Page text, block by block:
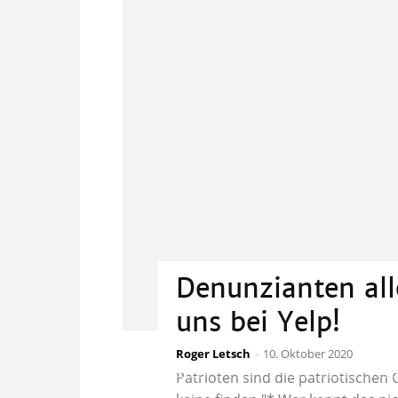
Denunzianten
uns bei Yelp!
Roger Letsch - 10. Oktober 2020
„Die natürlichen Verteidiger und
Patrioten sind die patriotischen